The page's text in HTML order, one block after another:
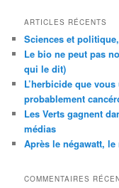
h
r
c
h
e
ARTICLES RÉCENTS
Sciences et
Le bio ne peut pas
qui le dit)
L’herbicide que
probablement
Les Verts gagnent
médias
Après le négawatt,
COMMENTAIRES